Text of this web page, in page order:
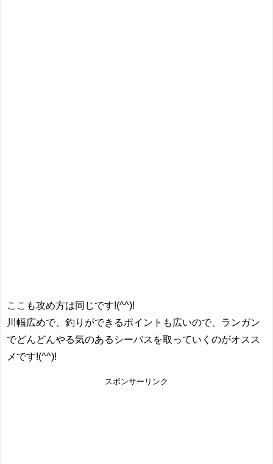
ここも攻め方は同じです!(^^)!
川幅広めで、釣りができるポイントも広いので、ランガン
でどんどんやる気のあるシーバスを取っていくのがオスス
メです!(^^)!
スポンサーリンク